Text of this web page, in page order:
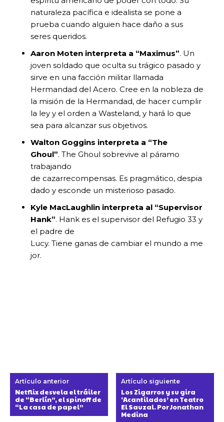
naturaleza pacífica e idealista se pone a
prueba cuando alguien hace daño a sus
seres queridos.
Aaron Moten interpreta a “Maximus”. Un
joven soldado que oculta su trágico pasado y
sirve en una facción militar llamada
Hermandad del Acero. Cree en la nobleza de
la misión de la Hermandad, de hacer cumplir
la ley y el orden a Wasteland, y hará lo que
sea para alcanzar sus objetivos.
Walton Goggins interpreta a “The
Ghoul”. The Ghoul sobrevive al páramo
trabajando
de cazarrecompensas. Es pragmático, despia
dado y esconde un misterioso pasado.
Kyle MacLaughlin interpreta al “Supervisor
Hank”. Hank es el supervisor del Refugio 33 y
el padre de
Lucy. Tiene ganas de cambiar el mundo a me
jor.
Artículo anterior
Netflix desvela el tráiler
de “Berlín”, el spinoff de
“La casa de papel”
Artículo siguiente
Los Zigarros y su gira
‘Acantilados’ en Teatro
El Sauzal. Por Jonathan
Medina